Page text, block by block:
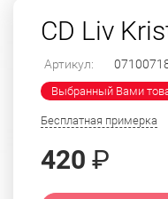
CD Liv
Артикул:
Выбранный Вами
Бесплатная примерка
420 ₽